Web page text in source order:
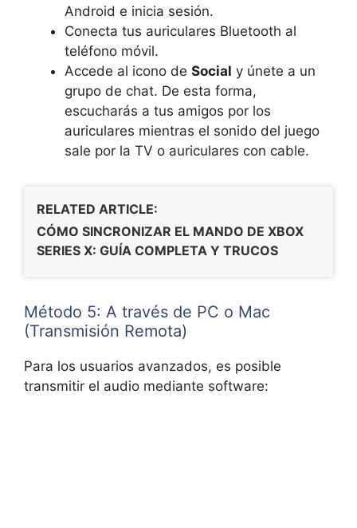
Android e inicia sesión.
Conecta tus auriculares Bluetooth al
teléfono móvil.
Accede al icono de Social y únete a un
grupo de chat. De esta forma,
escucharás a tus amigos por los
auriculares mientras el sonido del juego
sale por la TV o auriculares con cable.
RELATED ARTICLE:
CÓMO SINCRONIZAR EL MANDO DE XBOX
SERIES X: GUÍA COMPLETA Y TRUCOS
Método 5: A través de PC o Mac
(Transmisión Remota)
Para los usuarios avanzados, es posible
transmitir el audio mediante software: